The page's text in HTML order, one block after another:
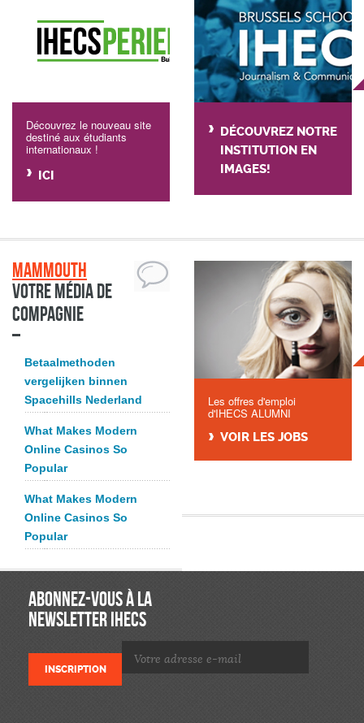
Découvrez le nouveau site
destiné aux étudiants
internationaux !
ICI
DÉCOUVREZ NOTRE
INSTITUTION EN
IMAGES!
Mammouth
Votre média de
compagnie
Betaalmethoden
vergelijken binnen
Spacehills Nederland
What Makes Modern
Online Casinos So
Popular
What Makes Modern
Online Casinos So
Popular
Les offres d'emploi
d'IHECS ALUMNI
VOIR LES JOBS
ABONNEZ-VOUS À LA
NEWSLETTER IHECS